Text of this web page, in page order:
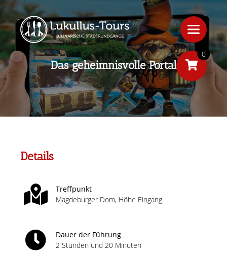
Das geheimnisvolle Portal
Details
Treffpunkt
Magdeburger Dom, Höhe Eingang
Dauer der Führung
2 Stunden und 20 Minuten
0